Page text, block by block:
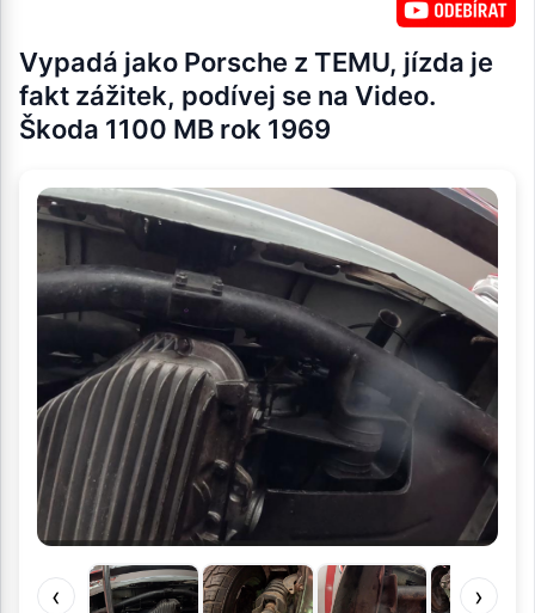
Vypadá jako Porsche z TEMU, jízda je
fakt zážitek, podívej se na Video.
Škoda 1100 MB rok 1969
‹ ›